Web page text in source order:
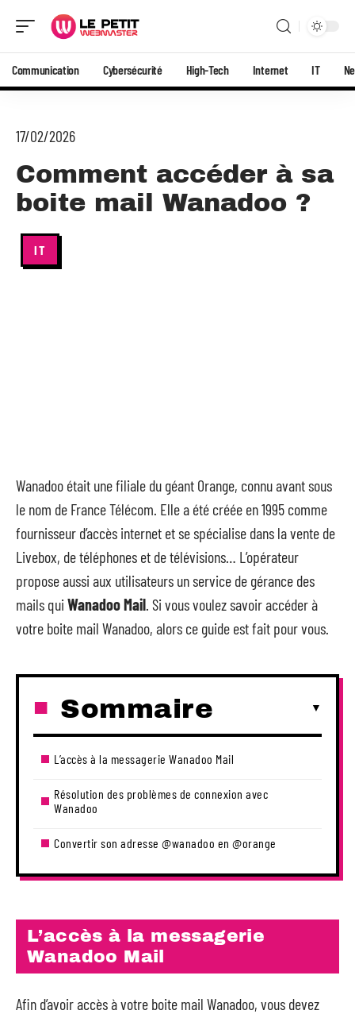
Communication Cybersécurité High-Tech Internet IT
17/02/2026
Comment accéder à sa
boite mail Wanadoo ?
IT
Wanadoo était une filiale du géant Orange, connu avant sous
le nom de France Télécom. Elle a été créée en 1995 comme
fournisseur d’accès internet et se spécialise dans la vente de
Livebox, de téléphones et de télévisions… L’opérateur
propose aussi aux utilisateurs un service de gérance des
mails qui Wanadoo Mail. Si vous voulez savoir accéder à
votre boite mail Wanadoo, alors ce guide est fait pour vous.
Sommaire
L’accès à la messagerie Wanadoo Mail
Résolution des problèmes de connexion avec
Wanadoo
Convertir son adresse @wanadoo en @orange
L’accès à la messagerie
Wanadoo Mail
Afin d’avoir accès à votre boite mail Wanadoo, vous devez